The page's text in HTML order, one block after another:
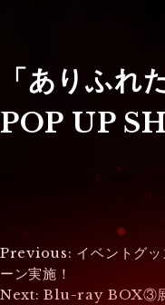
「ありふれ
POP UP
投
稿
Previous: イベントグ
ーン実施！
Next: Blu-ray BOX③展